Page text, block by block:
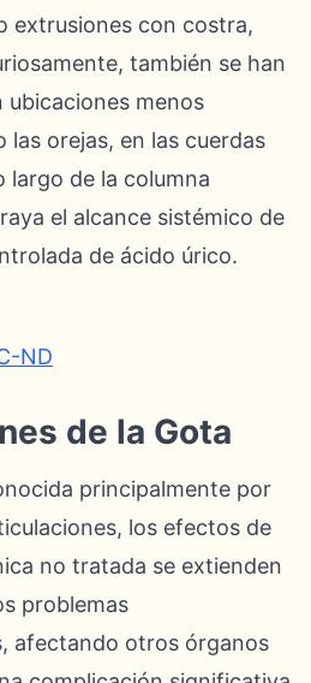
extrusiones con costra,
también se han
menos
las orejas, en las cuerdas
largo de la columna
el alcance sistémico de
de ácido úrico.
ND
de la Gota
principalmente por
los efectos de
no tratada se extienden
problemas
afectando otros órganos